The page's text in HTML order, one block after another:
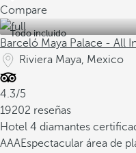
Compare
Todo incluido
Barceló Maya Palace - All
Riviera Maya, Mexico
4.3/5
19202 reseñas
Hotel 4 diamantes
AAAEspectacular área de